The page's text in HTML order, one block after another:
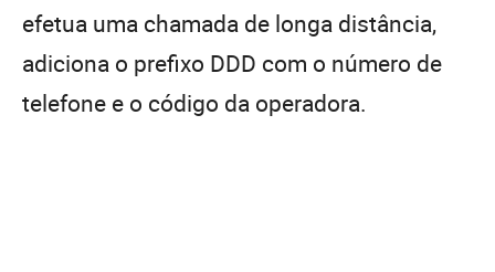
efetua uma chamada de longa distância,
adiciona o prefixo DDD com o número de
telefone e o código da operadora.